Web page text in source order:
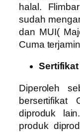
halal.
sudah
dan MUI(
Cuma
Sertifikat
Diperoleh
bersertifikat
diproduk
produk